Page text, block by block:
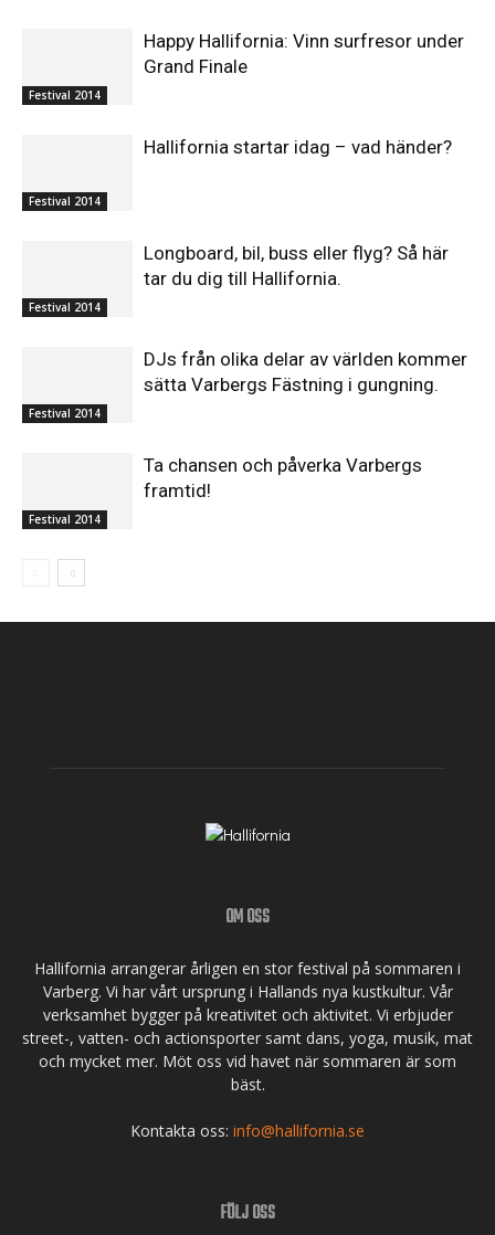
Festival 2014
Happy Hallifornia: Vinn surfresor under
Grand Finale
Festival 2014
Hallifornia startar idag – vad händer?
Festival 2014
Longboard, bil, buss eller flyg? Så här
tar du dig till Hallifornia.
Festival 2014
DJs från olika delar av världen kommer
sätta Varbergs Fästning i gungning.
Festival 2014
Ta chansen och påverka Varbergs
framtid!
OM OSS
Hallifornia arrangerar årligen en stor festival på sommaren i
Varberg. Vi har vårt ursprung i Hallands nya kustkultur. Vår
verksamhet bygger på kreativitet och aktivitet. Vi erbjuder
street-, vatten- och actionsporter samt dans, yoga, musik, mat
och mycket mer. Möt oss vid havet när sommaren är som
bäst.
Kontakta oss: info@hallifornia.se
FÖLJ OSS